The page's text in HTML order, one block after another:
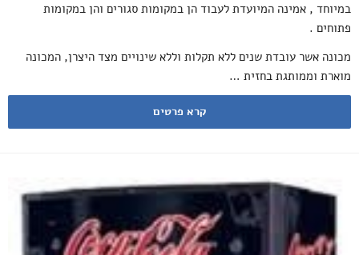
במיוחד , אמינה המיועדת לעבוד הן במקומות סגורים והן במקומות
פתוחים .
מכונה אשר עובדת שנים ללא תקלות וללא שינויים מצד היצרן, המכונה
מוארת וממותגת בחזית …
קרא פרטים